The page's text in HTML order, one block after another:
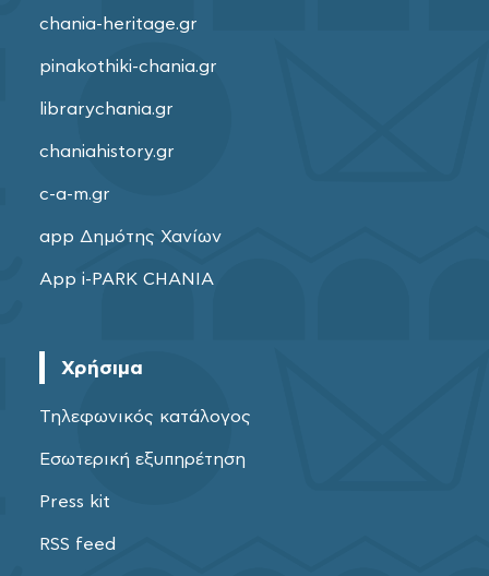
chania-heritage.gr
pinakothiki-chania.gr
librarychania.gr
chaniahistory.gr
c-a-m.gr
app Δημότης Χανίων
App i-PARK CHANIA
Χρήσιμα
Τηλεφωνικός κατάλογος
Εσωτερική εξυπηρέτηση
Press kit
RSS feed